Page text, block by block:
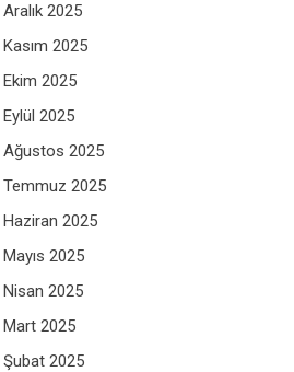
Aralık 2025
Kasım 2025
Ekim 2025
Eylül 2025
Ağustos 2025
Temmuz 2025
Haziran 2025
Mayıs 2025
Nisan 2025
Mart 2025
Şubat 2025